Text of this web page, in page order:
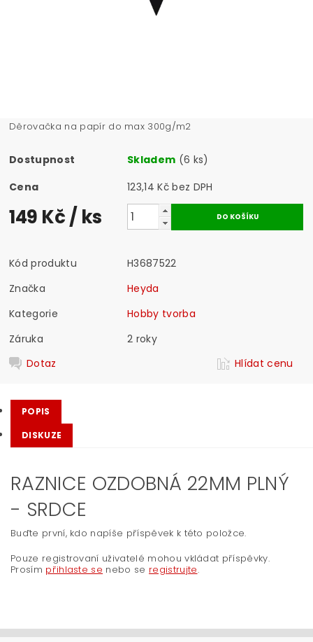
Děrovačka na papír do max 300g/m2
Dostupnost Skladem (6 ks)
Cena
123,14 Kč bez DPH
149 Kč/ ks
Kód produktu
H3687522
Značka
Heyda
Kategorie
Hobby tvorba
Záruka
2 roky
Dotaz
Hlídat cenu
POPIS
DISKUZE
RAZNICE OZDOBNÁ 22MM PLNÝ
- SRDCE
Buďte první, kdo napíše příspěvek k této položce.
Pouze registrovaní uživatelé mohou vkládat příspěvky.
Prosím přihlaste se nebo se registrujte.